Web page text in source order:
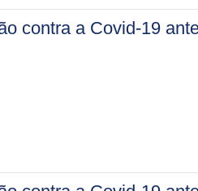
contra a Covid-19